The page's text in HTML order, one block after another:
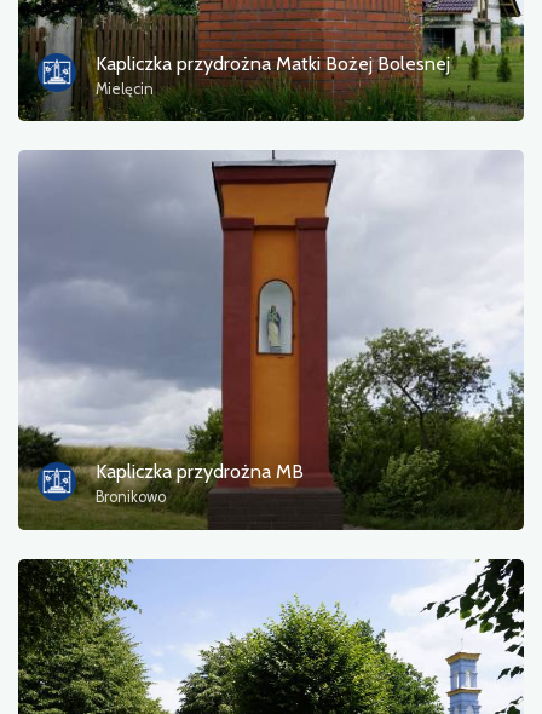
Kapliczka przydrożna Matki Bożej Bolesnej
Mielęcin
Kapliczka przydrożna MB
Bronikowo